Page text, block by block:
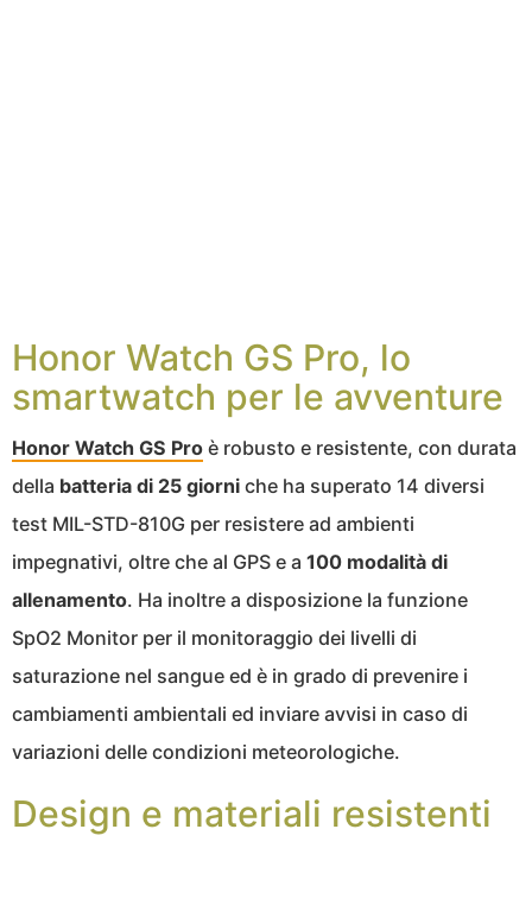
Honor Watch GS Pro, lo
smartwatch per le avventure
Honor Watch GS Pro è robusto e resistente, con durata
della batteria di 25 giorni che ha superato 14 diversi
test MIL-STD-810G per resistere ad ambienti
impegnativi, oltre che al GPS e a 100 modalità di
allenamento. Ha inoltre a disposizione la funzione
SpO2 Monitor per il monitoraggio dei livelli di
saturazione nel sangue ed è in grado di prevenire i
cambiamenti ambientali ed inviare avvisi in caso di
variazioni delle condizioni meteorologiche.
Design e materiali resistenti